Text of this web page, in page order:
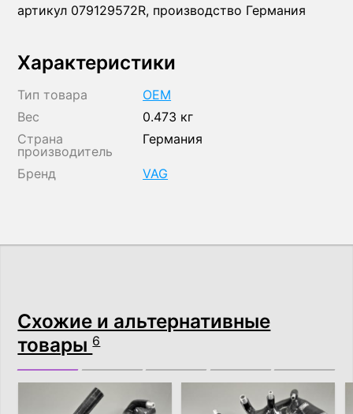
артикул 079129572R, производство Германия
Характеристики
Тип товара
OEM
Вес
0.473 кг
Страна
производитель
Германия
Бренд VAG
Схожие и альтернативные
товары6